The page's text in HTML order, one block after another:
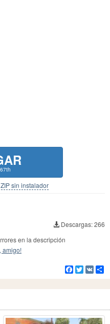
sin instalador
Descargas: 266
en la descripción
amigo!
Facebook
Twitter
VK